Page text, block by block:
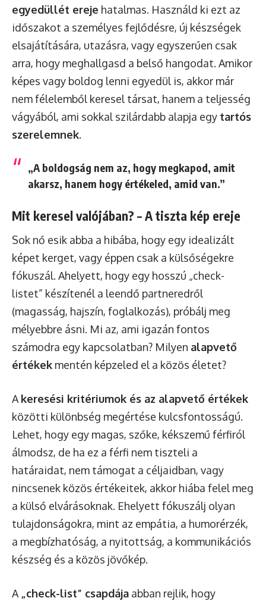
egyedüllét ereje hatalmas. Használd ki ezt az
időszakot a személyes fejlődésre, új készségek
elsajátítására, utazásra, vagy egyszerűen csak
arra, hogy meghallgasd a belső hangodat. Amikor
képes vagy boldog lenni egyedül is, akkor már
nem félelemből keresel társat, hanem a teljesség
vágyából, ami sokkal szilárdabb alapja egy tartós
szerelemnek.
„A boldogság nem az, hogy megkapod, amit
akarsz, hanem hogy értékeled, amid van.”
Mit keresel valójában? – A tiszta kép ereje
Sok nő esik abba a hibába, hogy egy idealizált
képet kerget, vagy éppen csak a külsőségekre
fókuszál. Ahelyett, hogy egy hosszú „check-
listet” készítenél a leendő partneredről
(magasság, hajszín, foglalkozás), próbálj meg
mélyebbre ásni. Mi az, ami igazán fontos
számodra egy kapcsolatban? Milyen alapvető
értékek mentén képzeled el a közös életet?
A keresési kritériumok és az alapvető értékek
közötti különbség megértése kulcsfontosságú.
Lehet, hogy egy magas, szőke, kékszemű férfiról
álmodsz, de ha ez a férfi nem tiszteli a
határaidat, nem támogat a céljaidban, vagy
nincsenek közös értékeitek, akkor hiába felel meg
a külső elvárásoknak. Ehelyett fókuszálj olyan
tulajdonságokra, mint az empátia, a humorérzék,
a megbízhatóság, a nyitottság, a kommunikációs
készség és a közös jövőkép.
A „check-list” csapdája abban rejlik, hogy